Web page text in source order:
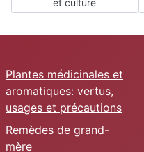
et culture
Plantes médicinales et
aromatiques: vertus,
usages et précautions
Remèdes de grand-
mère